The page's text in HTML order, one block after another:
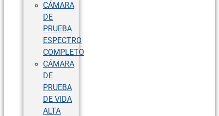
CÁMARA
DE
PRUEBA
ESPECTRO
COMPLETO
CÁMARA
DE
PRUEBA
DE VIDA
ALTA